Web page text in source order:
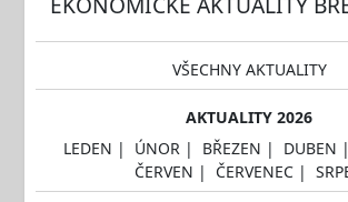
VŠECHNY AKTUALITY
AKTUALITY 2026
LEDEN | ÚNOR | BŘEZEN | DUBEN |
ČERVEN | ČERVENEC |